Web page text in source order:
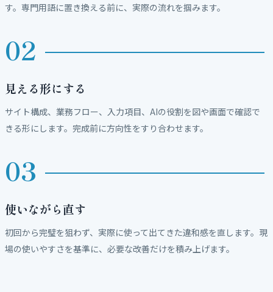
す。専門用語に置き換える前に、実際の流れを掴みます。
見える形にする
サイト構成、業務フロー、入力項目、AIの役割を図や画面で確認で
きる形にします。完成前に方向性をすり合わせます。
使いながら直す
初回から完璧を狙わず、実際に使って出てきた違和感を直します。現
場の使いやすさを基準に、必要な改善だけを積み上げます。